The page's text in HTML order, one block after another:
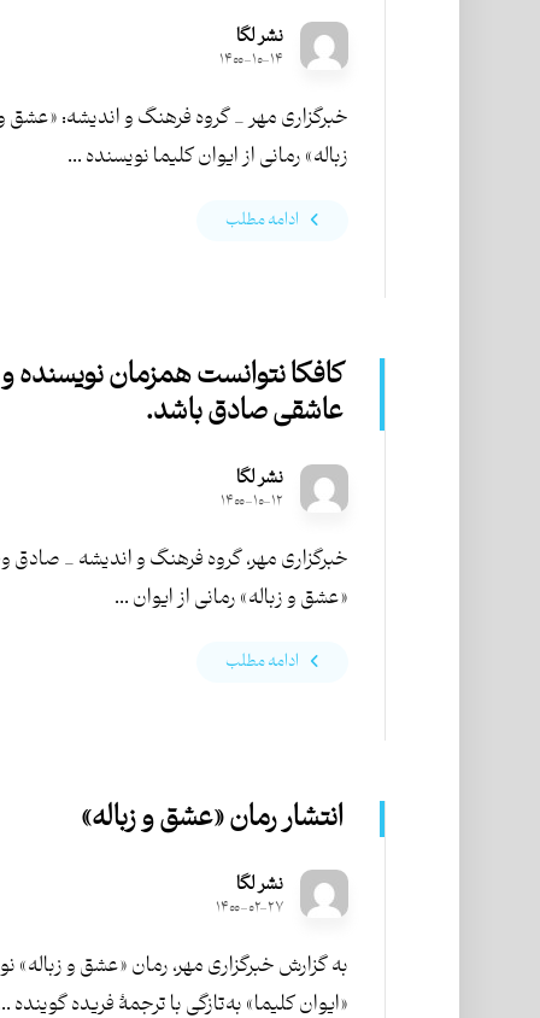
نشر لگا
۱۴۰۰-۱۰-۱۴
خبرگزاری مهر _ گروه فرهنگ و اندیشه: «عشق
زباله» رمانی از ایوان کلیما نویسنده ...
ادامه مطلب
کافکا نتوانست همزمان نویسنده و
عاشقی صادق باشد.
نشر لگا
۱۴۰۰-۱۰-۱۲
خبرگزاری مهر، گروه فرهنگ و اندیشه _ صادق
«عشق و زباله» رمانی از ایوان ...
ادامه مطلب
انتشار رمان «عشق و زباله»
نشر لگا
۱۴۰۰-۰۲-۲۷
به گزارش خبرگزاری مهر، رمان «عشق و زباله»
«ایوان کلیما» به‌تازگی با ترجمۀ فریده گوینده